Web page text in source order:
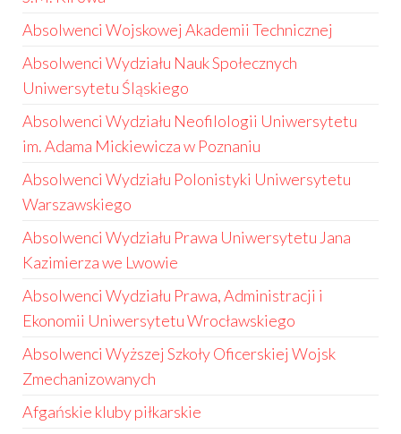
Absolwenci Wojskowej Akademii Technicznej
Absolwenci Wydziału Nauk Społecznych
Uniwersytetu Śląskiego
Absolwenci Wydziału Neofilologii Uniwersytetu
im. Adama Mickiewicza w Poznaniu
Absolwenci Wydziału Polonistyki Uniwersytetu
Warszawskiego
Absolwenci Wydziału Prawa Uniwersytetu Jana
Kazimierza we Lwowie
Absolwenci Wydziału Prawa, Administracji i
Ekonomii Uniwersytetu Wrocławskiego
Absolwenci Wyższej Szkoły Oficerskiej Wojsk
Zmechanizowanych
Afgańskie kluby piłkarskie